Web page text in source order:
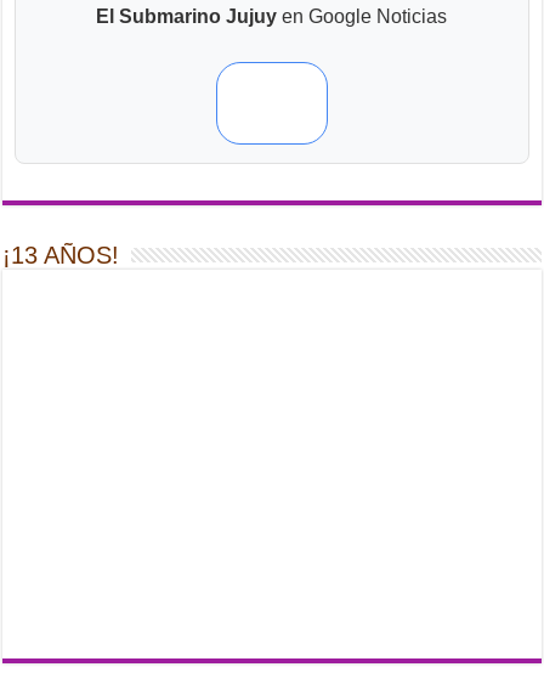
El Submarino Jujuy en Google Noticias
¡13 AÑOS!